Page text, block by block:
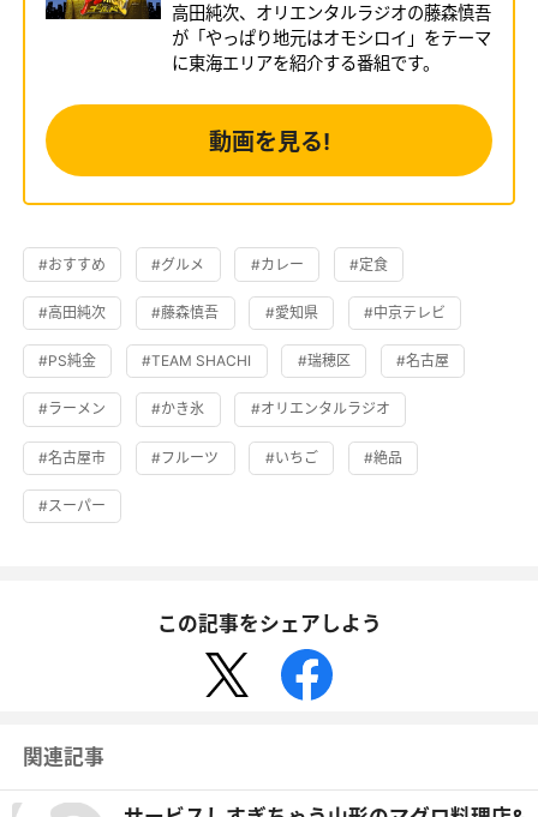
高田純次、オリエンタルラジオの藤森慎吾
が「やっぱり地元はオモシロイ」をテーマ
に東海エリアを紹介する番組です。
動画を見る!
#おすすめ #グルメ #カレー #定食
#高田純次 #藤森慎吾 #愛知県 #中京テレビ
#PS純金 #TEAM SHACHI #瑞穂区 #名古屋
#ラーメン #かき氷 #オリエンタルラジオ
#名古屋市 #フルーツ #いちご #絶品
#スーパー
この記事をシェアしよう
関連記事